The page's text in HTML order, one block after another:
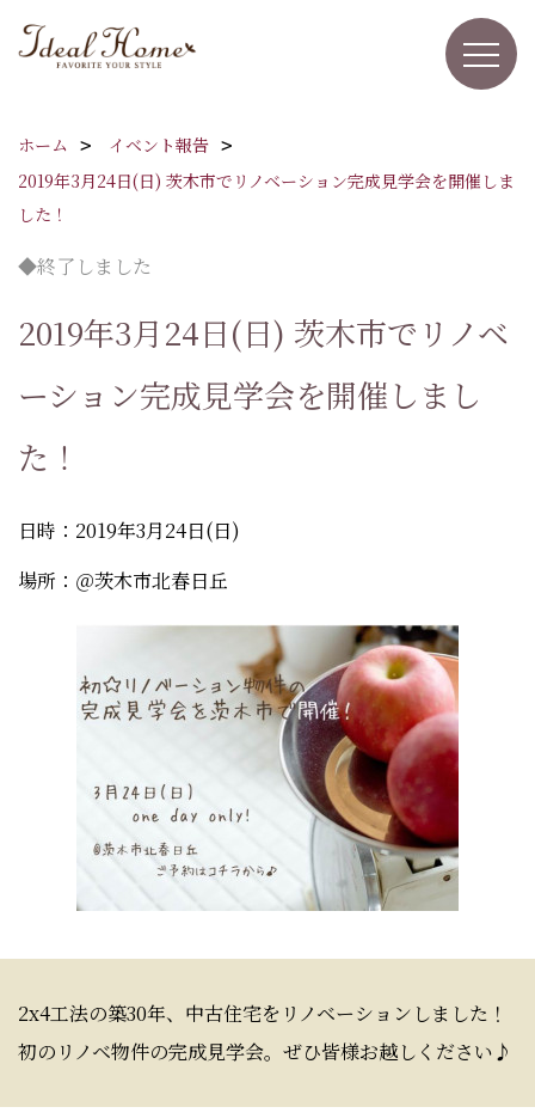
ホーム
イベント報告
2019年3月24日(日) 茨木市でリノベーション完成見学会を開催しま
した！
◆終了しました
2019年3月24日(日) 茨木市でリノベ
ーション完成見学会を開催しまし
た！
日時：2019年3月24日(日)
場所：＠茨木市北春日丘
2x4工法の築30年、中古住宅をリノベーションしました！
初のリノベ物件の完成見学会。ぜひ皆様お越しください♪